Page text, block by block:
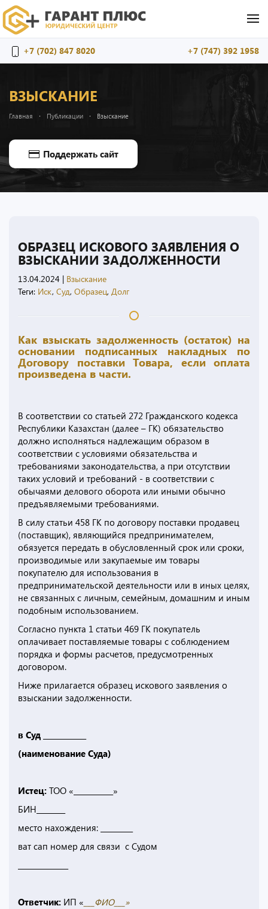
+7 (702) 847 8020 +7 (747) 392 1958
ВЗЫСКАНИЕ
Главная Публикации Взыскание
Поддержать сайт
ОБРАЗЕЦ ИСКОВОГО ЗАЯВЛЕНИЯ О
ВЗЫСКАНИИ ЗАДОЛЖЕННОСТИ
13.04.2024 | Взыскание
Теги: Иск, Суд, Образец, Долг
Как взыскать задолженность (остаток) на
основании подписанных накладных по
Договору поставки Товара, если оплата
произведена в части.
В соответствии со статьей 272 Гражданского кодекса
Республики Казахстан (далее – ГК) обязательство
должно исполняться надлежащим образом в
соответствии с условиями обязательства и
требованиями законодательства, а при отсутствии
таких условий и требований - в соответствии с
обычаями делового оборота или иными обычно
предъявляемыми требованиями.
В силу статьи 458 ГК по договору поставки продавец
(поставщик), являющийся предпринимателем,
обязуется передать в обусловленный срок или сроки,
производимые или закупаемые им товары
покупателю для использования в
предпринимательской деятельности или в иных целях,
не связанных с личным, семейным, домашним и иным
подобным использованием.
Согласно пункта 1 статьи 469 ГК покупатель
оплачивает поставляемые товары с соблюдением
порядка и формы расчетов, предусмотренных
договором.
Ниже прилагается образец искового заявления о
взыскании задолженности.
в Суд ____________
(наименование Суда)
Истец: ТОО «___________»
БИН________
место нахождения: _________
ват сап номер для связи с Судом
Ответчик: ИП « ___ФИО___»